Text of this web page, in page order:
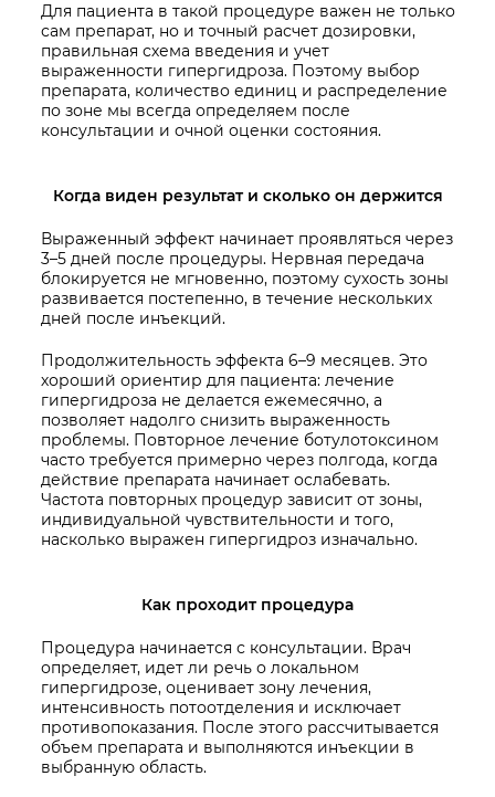
Для пациента в такой процедуре важен не только
сам препарат, но и точный расчет дозировки,
правильная схема введения и учет
выраженности гипергидроза. Поэтому выбор
препарата, количество единиц и распределение
по зоне мы всегда определяем после
консультации и очной оценки состояния.
Когда виден результат и сколько он держится
Выраженный эффект начинает проявляться через
3–5 дней после процедуры. Нервная передача
блокируется не мгновенно, поэтому сухость зоны
развивается постепенно, в течение нескольких
дней после инъекций.
Продолжительность эффекта 6–9 месяцев. Это
хороший ориентир для пациента: лечение
гипергидроза не делается ежемесячно, а
позволяет надолго снизить выраженность
проблемы. Повторное лечение ботулотоксином
часто требуется примерно через полгода, когда
действие препарата начинает ослабевать.
Частота повторных процедур зависит от зоны,
индивидуальной чувствительности и того,
насколько выражен гипергидроз изначально.
Как проходит процедура
Процедура начинается с консультации. Врач
определяет, идет ли речь о локальном
гипергидрозе, оценивает зону лечения,
интенсивность потоотделения и исключает
противопоказания. После этого рассчитывается
объем препарата и выполняются инъекции в
выбранную область.